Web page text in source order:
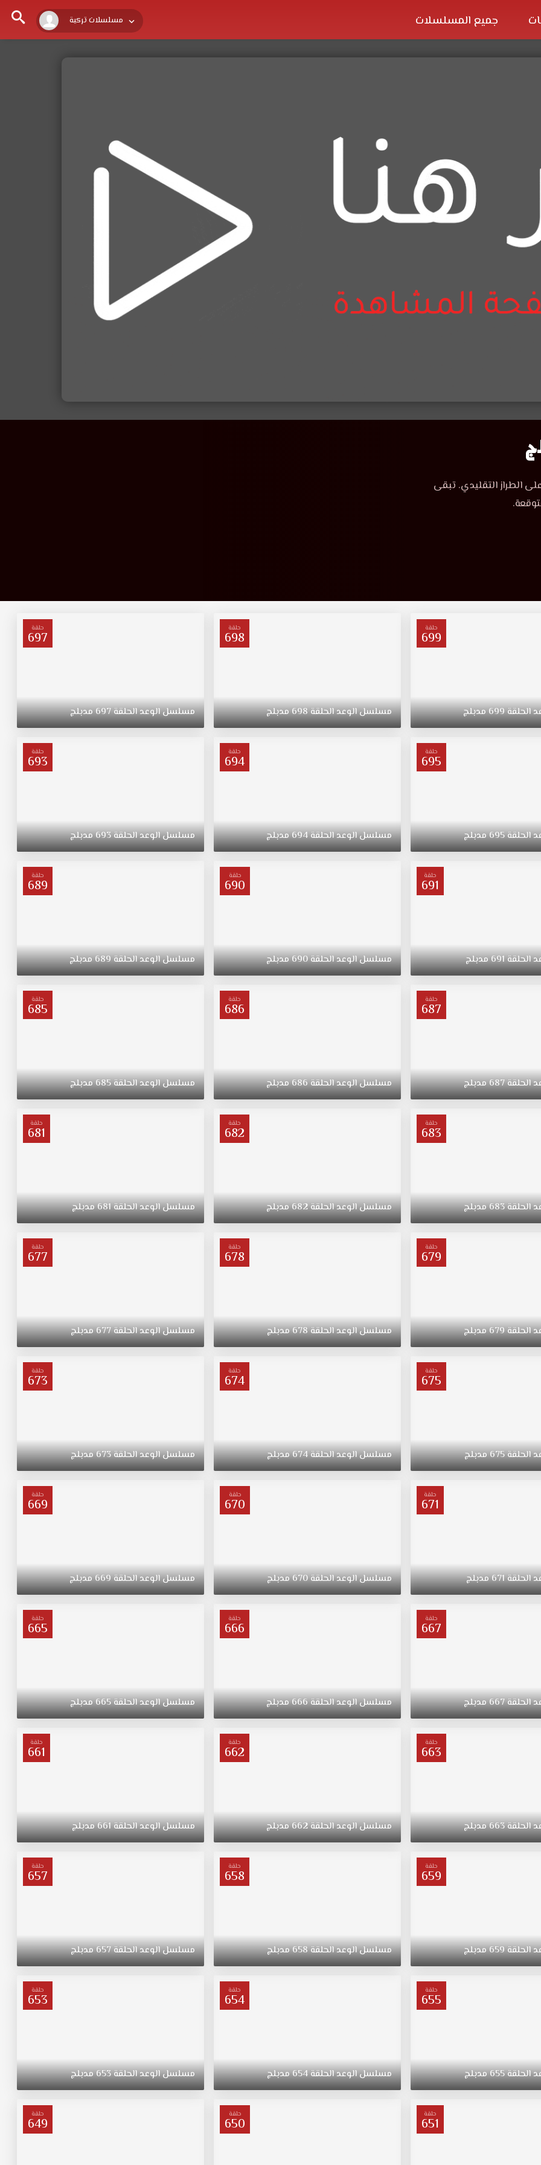
مسلسلات تركية جميع المسلسلات
الطراز التقليدي. تبقى
حلقة
699
الحلقة699مدبلج
حلقة
698
مسلسلالوعدالحلقة698مدبلج
حلقة
697
مسلسلالوعدالحلقة697مدبلج
حلقة
695
الحلقة695مدبلج
حلقة
694
مسلسلالوعدالحلقة694مدبلج
حلقة
693
مسلسلالوعدالحلقة693مدبلج
حلقة
691
الحلقة691مدبلج
حلقة
690
مسلسلالوعدالحلقة690مدبلج
حلقة
689
مسلسلالوعدالحلقة689مدبلج
حلقة
687
الحلقة687مدبلج
حلقة
686
مسلسلالوعدالحلقة686مدبلج
حلقة
685
مسلسلالوعدالحلقة685مدبلج
حلقة
683
الحلقة683مدبلج
حلقة
682
مسلسلالوعدالحلقة682مدبلج
حلقة
681
مسلسلالوعدالحلقة681مدبلج
حلقة
679
الحلقة679مدبلج
حلقة
678
مسلسلالوعدالحلقة678مدبلج
حلقة
677
مسلسلالوعدالحلقة677مدبلج
حلقة
675
الحلقة675مدبلج
حلقة
674
مسلسلالوعدالحلقة674مدبلج
حلقة
673
مسلسلالوعدالحلقة673مدبلج
حلقة
671
الحلقة671مدبلج
حلقة
670
مسلسلالوعدالحلقة670مدبلج
حلقة
669
مسلسلالوعدالحلقة669مدبلج
حلقة
667
الحلقة667مدبلج
حلقة
666
مسلسلالوعدالحلقة666مدبلج
حلقة
665
مسلسلالوعدالحلقة665مدبلج
حلقة
663
الحلقة663مدبلج
حلقة
662
مسلسلالوعدالحلقة662مدبلج
حلقة
661
مسلسلالوعدالحلقة661مدبلج
حلقة
659
الحلقة659مدبلج
حلقة
658
مسلسلالوعدالحلقة658مدبلج
حلقة
657
مسلسلالوعدالحلقة657مدبلج
حلقة
655
الحلقة655مدبلج
حلقة
654
مسلسلالوعدالحلقة654مدبلج
حلقة
653
مسلسلالوعدالحلقة653مدبلج
حلقة
651
حلقة
650
حلقة
649